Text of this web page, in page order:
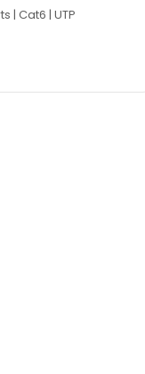
- SLT %35117
| Cat6 | UTP